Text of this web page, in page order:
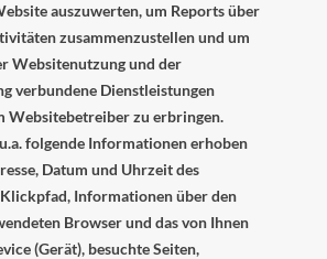
auszuwerten, um Reports über
zusammenzustellen und um
Websitenutzung und der
verbundene Dienstleistungen
Websitebetreiber zu erbringen.
folgende Informationen erhoben
Datum und Uhrzeit des
Informationen über den
Browser und das von Ihnen
(Gerät), besuchte Seiten,